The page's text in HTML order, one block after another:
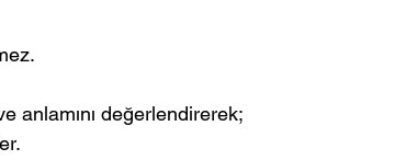
anlamını değerlendirerek;